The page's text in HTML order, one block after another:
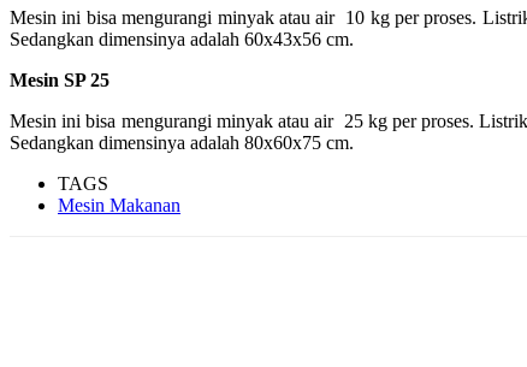
Mesin ini bisa mengurangi minyak atau air 10 kg per proses.
Sedangkan dimensinya adalah 60x43x56 cm.
Mesin SP 25
Mesin ini bisa mengurangi minyak atau air 25 kg per proses.
Sedangkan dimensinya adalah 80x60x75 cm.
TAGS
Mesin Makanan